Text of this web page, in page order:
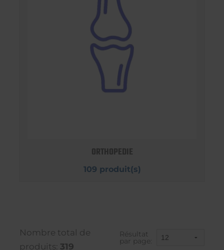
ORTHOPEDIE
109 produit(s)
Nombre total de
produits: 319
Résultat
par page: